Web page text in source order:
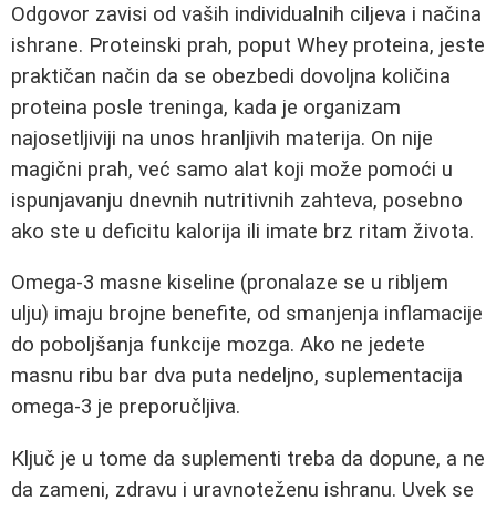
Odgovor zavisi od vaših individualnih ciljeva i načina
ishrane. Proteinski prah, poput Whey proteina, jeste
praktičan način da se obezbedi dovoljna količina
proteina posle treninga, kada je organizam
najosetljiviji na unos hranljivih materija. On nije
magični prah, već samo alat koji može pomoći u
ispunjavanju dnevnih nutritivnih zahteva, posebno
ako ste u deficitu kalorija ili imate brz ritam života.
Omega-3 masne kiseline (pronalaze se u ribljem
ulju) imaju brojne benefite, od smanjenja inflamacije
do poboljšanja funkcije mozga. Ako ne jedete
masnu ribu bar dva puta nedeljno, suplementacija
omega-3 je preporučljiva.
Ključ je u tome da suplementi treba da dopune, a ne
da zameni, zdravu i uravnoteženu ishranu. Uvek se